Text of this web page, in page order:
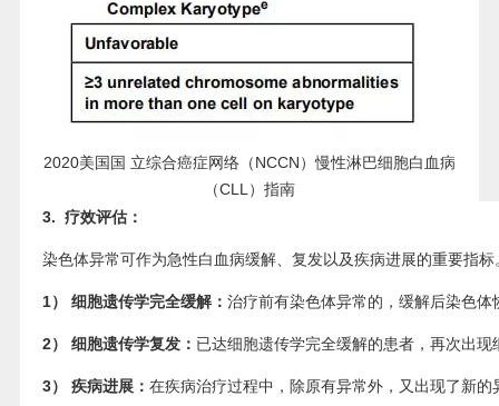
2020美国国 立综合癌症网络（NCCN）慢性淋巴细胞白血病
（CLL）指南
3. 疗效评估：
染色体异常可作为急性白血病缓解、复发以及疾病进展的重要指标
1） 细胞遗传学完全缓解： 治疗前有染色体异常的，缓解后染色体
2） 细胞遗传学复发： 已达细胞遗传学完全缓解的患者，再次出现
3） 疾病进展： 在疾病治疗过程中，除原有异常外，又出现了新